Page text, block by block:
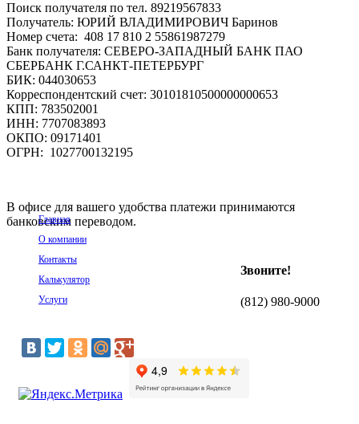
Поиск получателя по тел. 89219567833
Получатель: ЮРИЙ ВЛАДИМИРОВИЧ Баринов
Номер счета: 408 17 810 2 55861987279
Банк получателя: СЕВЕРО-ЗАПАДНЫЙ БАНК ПАО
СБЕРБАНК Г.САНКТ-ПЕТЕРБУРГ
БИК: 044030653
Корреспондентский счет: 30101810500000000653
КПП: 783502001
ИНН: 7707083893
ОКПО: 09171401
ОГРН: 1027700132195
В офисе для вашего удобства платежи принимаются
банковским переводом.
Звоните!
(812) 980-9000
Главная
О компании
Контакты
Калькулятор
Услуги